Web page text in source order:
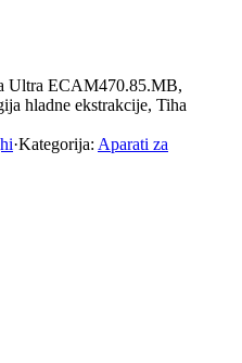
Ultra ECAM470.85.MB,
hladne ekstrakcije, Tiha
·Kategorija: Aparati za